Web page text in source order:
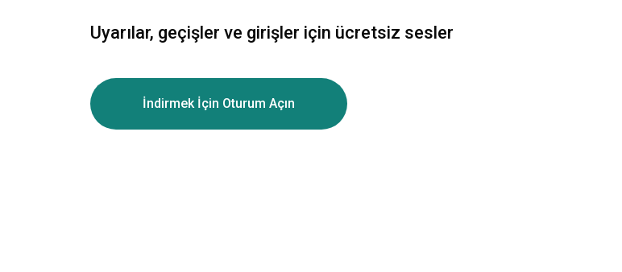
Uyarılar, geçişler ve girişler için ücretsiz sesler
İndirmek İçin Oturum Açın